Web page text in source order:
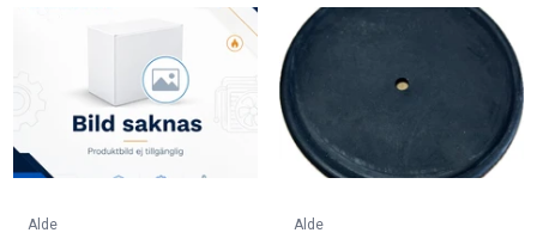
Fabrikat:
Alde Fabrikat:
Alde